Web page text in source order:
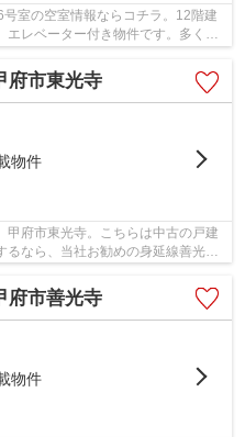
室の空室情報ならコチラ。12階建
レベーター付き物件です。多くの
力の中古マン...
市東光寺
物件
府市東光寺。こちらは中古の戸建
なら、当社お勧めの身延線善光寺
市善光寺
物件